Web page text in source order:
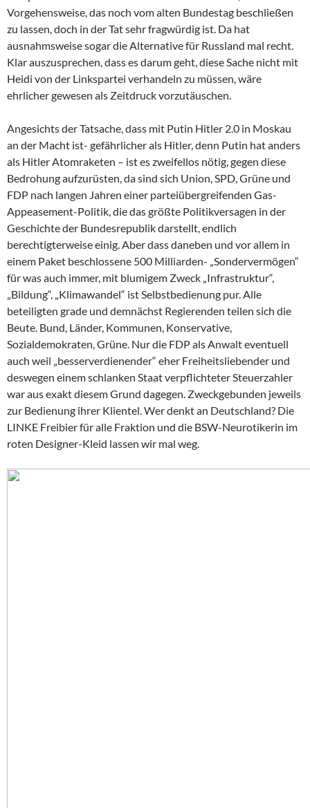
Vorgehensweise, das noch vom alten Bundestag beschließen
zu lassen, doch in der Tat sehr fragwürdig ist. Da hat
ausnahmsweise sogar die Alternative für Russland mal recht.
Klar auszusprechen, dass es darum geht, diese Sache nicht mit
Heidi von der Linkspartei verhandeln zu müssen, wäre
ehrlicher gewesen als Zeitdruck vorzutäuschen.
Angesichts der Tatsache, dass mit Putin Hitler 2.0 in Moskau
an der Macht ist- gefährlicher als Hitler, denn Putin hat anders
als Hitler Atomraketen – ist es zweifellos nötig, gegen diese
Bedrohung aufzurüsten, da sind sich Union, SPD, Grüne und
FDP nach langen Jahren einer parteiübergreifenden Gas-
Appeasement-Politik, die das größte Politikversagen in der
Geschichte der Bundesrepublik darstellt, endlich
berechtigterweise einig. Aber dass daneben und vor allem in
einem Paket beschlossene 500 Milliarden- „Sondervermögen“
für was auch immer, mit blumigem Zweck „Infrastruktur“,
„Bildung“, „Klimawandel“ ist Selbstbedienung pur. Alle
beteiligten grade und demnächst Regierenden teilen sich die
Beute. Bund, Länder, Kommunen, Konservative,
Sozialdemokraten, Grüne. Nur die FDP als Anwalt eventuell
auch weil „besserverdienender“ eher Freiheitsliebender und
deswegen einem schlanken Staat verpflichteter Steuerzahler
war aus exakt diesem Grund dagegen. Zweckgebunden jeweils
zur Bedienung ihrer Klientel. Wer denkt an Deutschland? Die
LINKE Freibier für alle Fraktion und die BSW-Neurotikerin im
roten Designer-Kleid lassen wir mal weg.